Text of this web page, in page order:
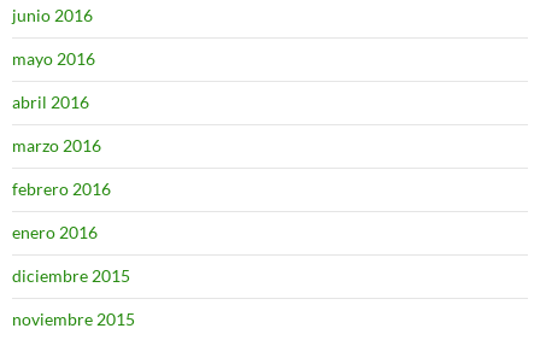
junio 2016
mayo 2016
abril 2016
marzo 2016
febrero 2016
enero 2016
diciembre 2015
noviembre 2015